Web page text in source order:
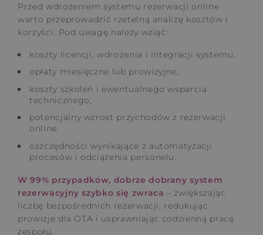
Przed wdrożeniem systemu rezerwacji online
warto przeprowadzić rzetelną analizę kosztów i
korzyści. Pod uwagę należy wziąć:
koszty licencji, wdrożenia i integracji systemu,
opłaty miesięczne lub prowizyjne,
koszty szkoleń i ewentualnego wsparcia
technicznego,
potencjalny wzrost przychodów z rezerwacji
online,
oszczędności wynikające z automatyzacji
procesów i odciążenia personelu.
W 99% przypadków, dobrze dobrany system
rezerwacyjny szybko się zwraca – zwiększając
liczbę bezpośrednich rezerwacji, redukując
prowizje dla OTA i usprawniając codzienną pracę
zespołu.